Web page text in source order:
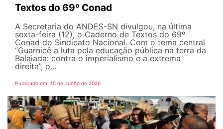
Textos do 69º Conad
A Secretaria do ANDES-SN divulgou, na última
sexta-feira (12), o Caderno de Textos do 69º
Conad do Sindicato Nacional. Com o tema central
“Guarnicê a luta pela educação pública na terra da
Balaiada: contra o imperialismo e a extrema
direita”, o...
Publicado em: 15 de Junho de 2026